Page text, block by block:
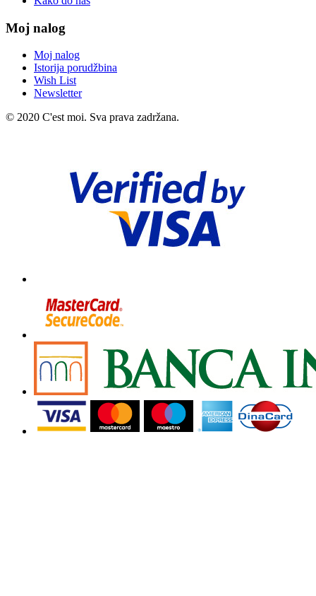
Moj nalog
Moj nalog
Istorija porudžbina
Wish List
Newsletter
© 2020 C'est moi. Sva prava zadržana.